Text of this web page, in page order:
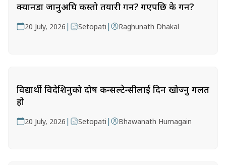
क्यानडा जानुअघि कस्तो तयारी गर्ने? गएपछि के गर्ने?
20 July, 2026 | Setopati | Raghunath Dhakal
विद्यार्थी विदेशिनुको दोष कन्सल्टेन्सीलाई दिन खोज्नु गलत
हो
20 July, 2026 | Setopati | Bhawanath Humagain